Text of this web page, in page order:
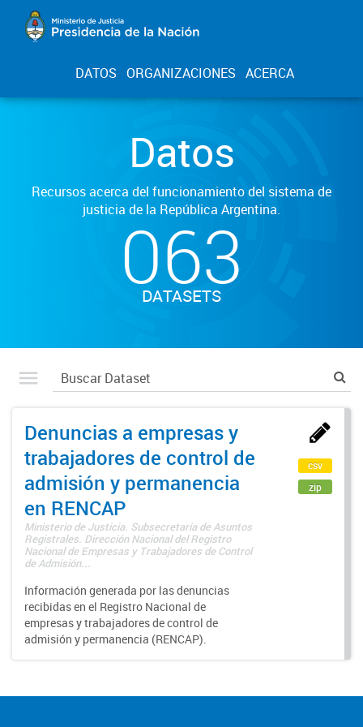
DATOS ORGANIZACIONES ACERCA
Datos
Recursos acerca del funcionamiento del sistema de
justicia de la República Argentina.
063
DATASETS
Denuncias a empresas y
trabajadores de control de
admisión y permanencia
en RENCAP
Ministerio de Justicia. Subsecretaría de Asuntos
Registrales. Dirección Nacional del Registro
Nacional de Empresas y Trabajadores de Control
de Admisión...
Información generada por las denuncias
recibidas en el Registro Nacional de
empresas y trabajadores de control de
admisión y permanencia (RENCAP).
csv
zip